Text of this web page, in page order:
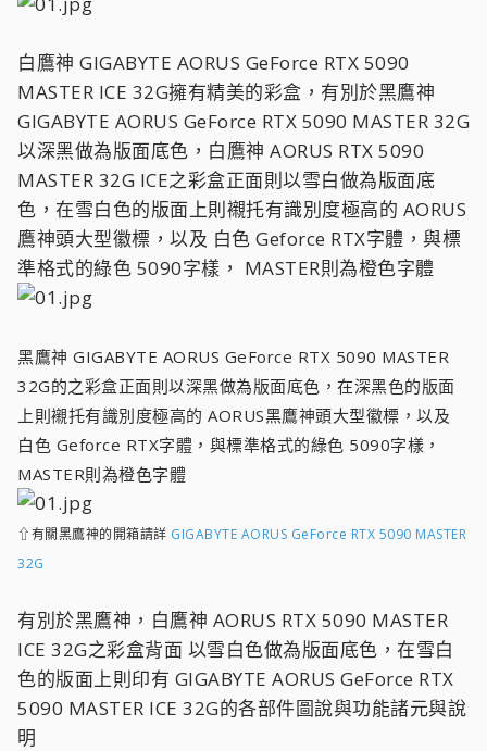
白鷹神 GIGABYTE AORUS GeForce RTX 5090
MASTER ICE 32G擁有精美的彩盒，有別於黑鷹神
GIGABYTE AORUS GeForce RTX 5090 MASTER 32G
以深黑做為版面底色，白鷹神 AORUS RTX 5090
MASTER 32G ICE之彩盒正面則以雪白做為版面底
色，在雪白色的版面上則襯托有識別度極高的 AORUS
鷹神頭大型徽標，以及 白色 Geforce RTX字體，與標
準格式的綠色 5090字樣， MASTER則為橙色字體
黑鷹神 GIGABYTE AORUS GeForce RTX 5090 MASTER
32G的之彩盒正面則以深黑做為版面底色，在深黑色的版面
上則襯托有識別度極高的 AORUS黑鷹神頭大型徽標，以及
白色 Geforce RTX字體，與標準格式的綠色 5090字樣，
MASTER則為橙色字體
⇧有關黑鷹神的開箱請詳 GIGABYTE AORUS GeForce RTX 5090 MASTER
32G
有別於黑鷹神，白鷹神 AORUS RTX 5090 MASTER
ICE 32G之彩盒背面 以雪白色做為版面底色，在雪白
色的版面上則印有 GIGABYTE AORUS GeForce RTX
5090 MASTER ICE 32G的各部件圖說與功能諸元與說
明